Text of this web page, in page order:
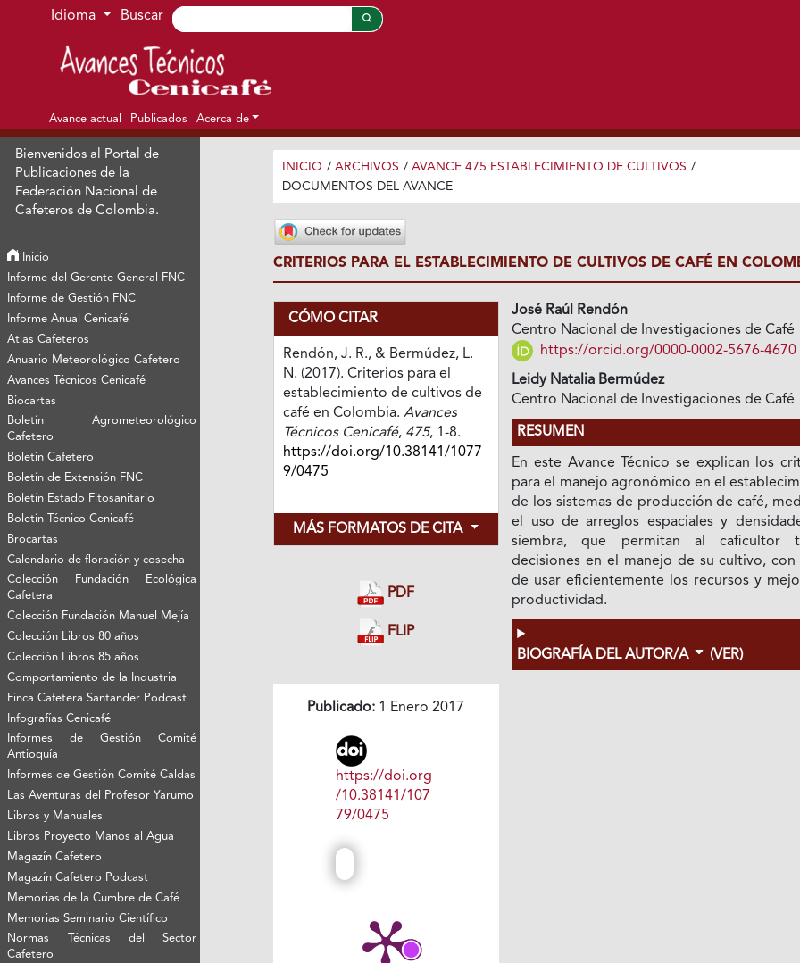
Ir al menú de navegación principal
Ir al contenido principal
Ir al pie de página del sitio
Idioma Buscar
Avance actual Publicados Acerca de
Bienvenidos al Portal de
Publicaciones de la
Federación Nacional de
Cafeteros de Colombia.
Inicio
Informe del Gerente General FNC
Informe de Gestión FNC
Informe Anual Cenicafé
Atlas Cafeteros
Anuario Meteorológico Cafetero
Avances Técnicos Cenicafé
Biocartas
Boletín Agrometeorológico
Cafetero
Boletín Cafetero
Boletín de Extensión FNC
Boletín Estado Fitosanitario
Boletín Técnico Cenicafé
Brocartas
Calendario de floración y cosecha
Colección Fundación Ecológica
Cafetera
Colección Fundación Manuel Mejía
Colección Libros 80 años
Colección Libros 85 años
Comportamiento de la Industria
Finca Cafetera Santander Podcast
Infografías Cenicafé
Informes de Gestión Comité
Antioquía
Informes de Gestión Comité Caldas
Las Aventuras del Profesor Yarumo
Libros y Manuales
Libros Proyecto Manos al Agua
Magazín Cafetero
Magazín Cafetero Podcast
Memorias de la Cumbre de Café
Memorias Seminario Científico
Normas Técnicas del Sector
Cafetero
INICIO / ARCHIVOS / AVANCE 475 ESTABLECIMIENTO DE CULTIVOS /
DOCUMENTOS DEL AVANCE
CRITERIOS PARA EL ESTABLECIMIENTO DE CULTIVOS DE CAFÉ EN
CÓMO CITAR
Rendón, J. R., & Bermúdez, L.
N. (2017). Criterios para el
establecimiento de cultivos de
café en Colombia. Avances
Técnicos Cenicafé, 475, 1-8.
https://doi.org/10.38141/1077
9/0475
MÁS FORMATOS DE CITA
PDF
FLIP
Publicado: 1 Enero 2017
https://doi.org
/10.38141/107
79/0475
José Raúl Rendón
Centro Nacional de Investigaciones de Café
https://orcid.org/0000-0002-5676-4670
Leidy Natalia Bermúdez
Centro Nacional de Investigaciones de Café
RESUMEN
En este Avance Técnico se explican los
para el manejo agronómico en el
de los sistemas de producción de café,
el uso de arreglos espaciales y
siembra, que permitan al caficultor
decisiones en el manejo de su cultivo, con
de usar eficientemente los recursos y
productividad.
BIOGRAFÍA DEL AUTOR/A (VER)